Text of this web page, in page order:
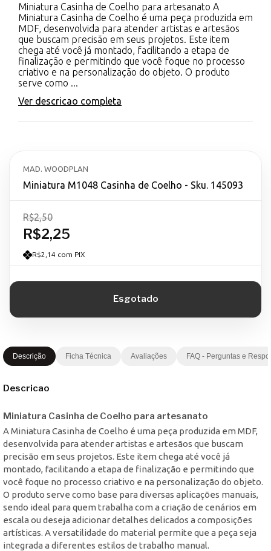
Miniatura Casinha de Coelho para artesanato A
Miniatura Casinha de Coelho é uma peça produzida em
MDF, desenvolvida para atender artistas e artesãos
que buscam precisão em seus projetos. Este item
chega até você já montado, facilitando a etapa de
finalização e permitindo que você foque no processo
criativo e na personalização do objeto. O produto
serve como ...
Ver descricao completa
MAD. WOODPLAN
Miniatura M1048 Casinha de Coelho - Sku. 145093
R$2,25
R$2,50
R$2,14 com PIX
Descrição Ficha Técnica Avaliações FAQ - Perguntas e
Descricao
Miniatura Casinha de Coelho para artesanato
A Miniatura Casinha de Coelho é uma peça produzida em MDF,
desenvolvida para atender artistas e artesãos que buscam
precisão em seus projetos. Este item chega até você já
montado, facilitando a etapa de finalização e permitindo que
você foque no processo criativo e na personalização do objeto.
O produto serve como base para diversas aplicações manuais,
sendo ideal para quem trabalha com a criação de cenários em
escala ou deseja adicionar detalhes delicados a composições
artísticas. A versatilidade do material permite que a peça seja
integrada a diferentes estilos de trabalho manual.